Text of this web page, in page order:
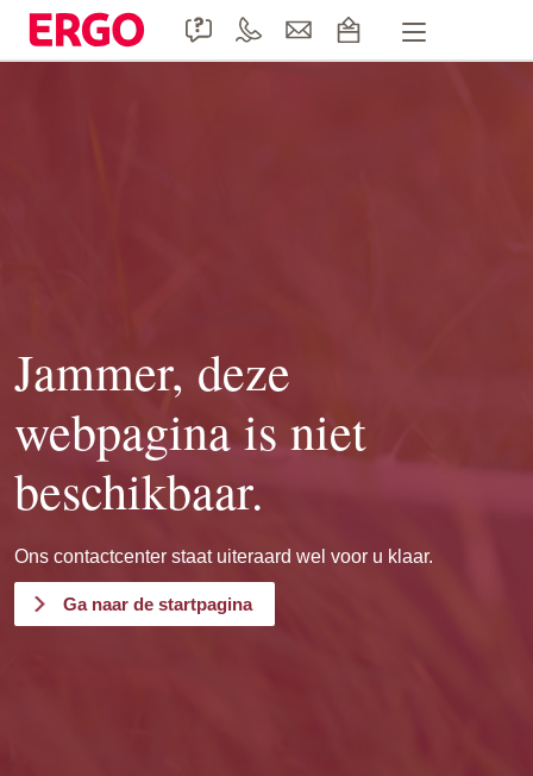
Jammer, deze
webpagina is niet
beschikbaar.
Ons contactcenter staat uiteraard wel voor u klaar.
Ga naar de startpagina